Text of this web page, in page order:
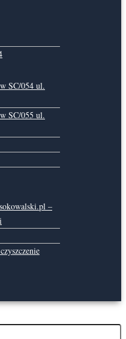
SC/054 ul.
SC/055 ul.
–